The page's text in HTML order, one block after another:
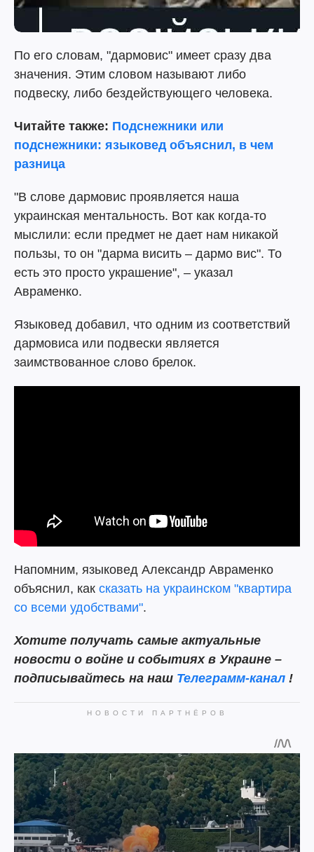
По его словам, "дармовис" имеет сразу два
значения. Этим словом называют либо
подвеску, либо бездействующего человека.
Читайте также: Подснежники или
подснежники: языковед объяснил, в чем
разница
"В слове дармовис проявляется наша
украинская ментальность. Вот как когда-то
мыслили: если предмет не дает нам никакой
пользы, то он "дарма висить – дармо вис". То
есть это просто украшение", – указал
Авраменко.
Языковед добавил, что одним из соответствий
дармовиса или подвески является
заимствованное слово брелок.
Напомним, языковед Александр Авраменко
объяснил, как сказать на украинском "квартира
со всеми удобствами".
Хотите получать самые актуальные
новости о войне и событиях в Украине –
подписывайтесь на наш Телеграмм-канал !